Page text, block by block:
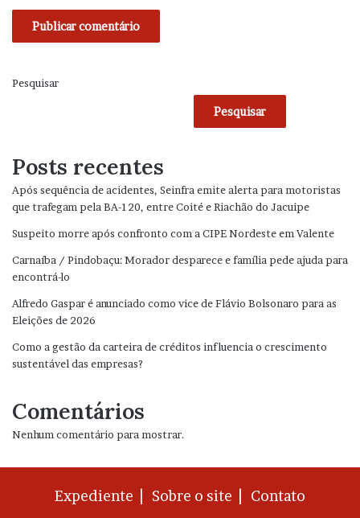
Pesquisar
Pesquisar
Posts recentes
Após sequência de acidentes, Seinfra emite alerta para motoristas
que trafegam pela BA-120, entre Coité e Riachão do Jacuipe
Suspeito morre após confronto com a CIPE Nordeste em Valente
Carnaíba / Pindobaçu: Morador desparece e família pede ajuda para
encontrá-lo
Alfredo Gaspar é anunciado como vice de Flávio Bolsonaro para as
Eleições de 2026
Como a gestão da carteira de créditos influencia o crescimento
sustentável das empresas?
Comentários
Nenhum comentário para mostrar.
Expediente | Sobre o site | Contato